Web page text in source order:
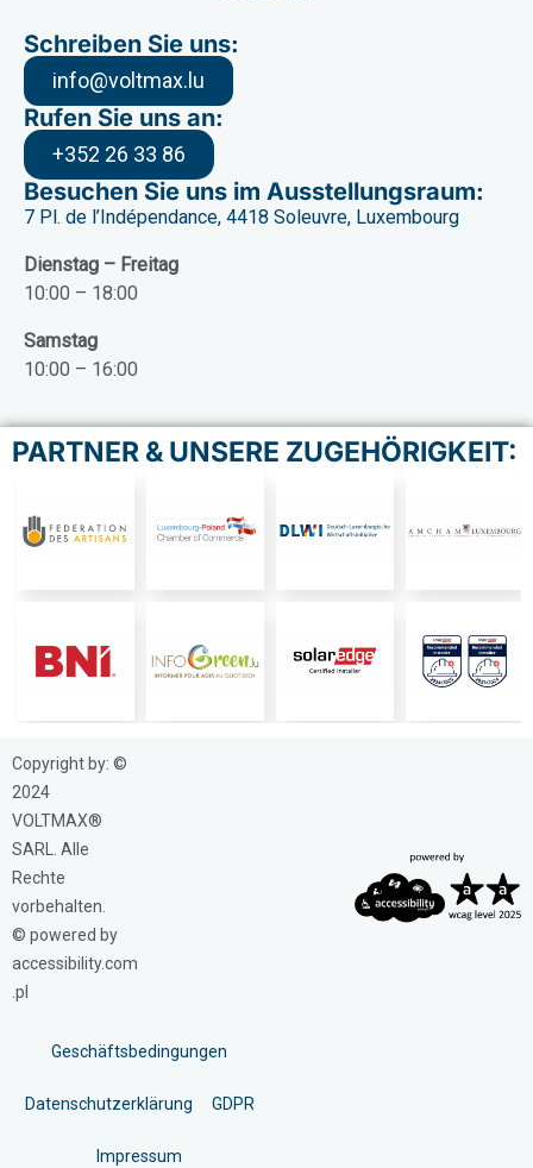
Schreiben Sie uns:
info@voltmax.lu
Rufen Sie uns an:
+352 26 33 86
Besuchen Sie uns im Ausstellungsraum:
7 Pl. de l’Indépendance, 4418 Soleuvre, Luxembourg
Dienstag – Freitag
10:00 – 18:00
Samstag
10:00 – 16:00
PARTNER & UNSERE ZUGEHÖRIGKEIT:
Copyright by: ©
2024
VOLTMAX®
SARL. Alle
Rechte
vorbehalten.
© powered by
accessibility.com
.pl
Geschäftsbedingungen
Datenschutzerklärung GDPR
Impressum